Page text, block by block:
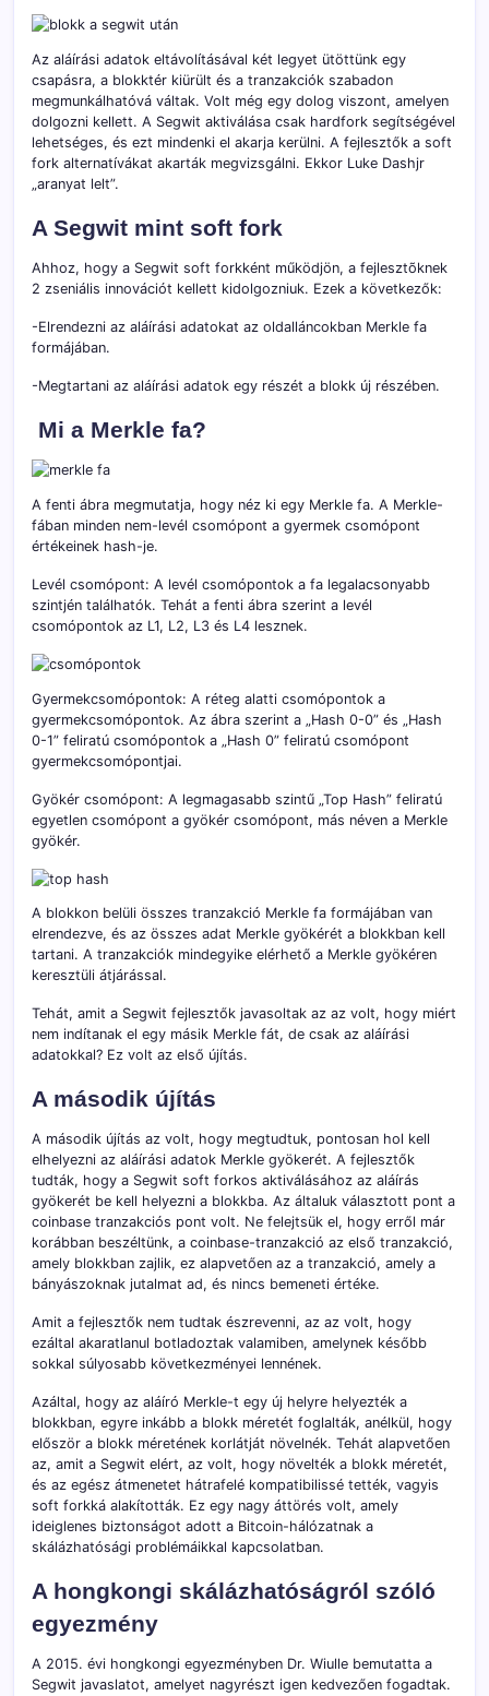
Az aláírási adatok eltávolításával két legyet ütöttünk egy
csapásra, a blokktér kiürült és a tranzakciók szabadon
megmunkálhatóvá váltak. Volt még egy dolog viszont, amelyen
dolgozni kellett. A Segwit aktiválása csak hardfork segítségével
lehetséges, és ezt mindenki el akarja kerülni. A fejlesztők a soft
fork alternatívákat akarták megvizsgálni. Ekkor Luke Dashjr
„aranyat lelt”.
A Segwit mint soft fork
Ahhoz, hogy a Segwit soft forkként működjön, a fejlesztõknek
2 zseniális innovációt kellett kidolgozniuk. Ezek a következők:
-Elrendezni az aláírási adatokat az oldalláncokban Merkle fa
formájában.
-Megtartani az aláírási adatok egy részét a blokk új részében.
Mi a Merkle fa?
A fenti ábra megmutatja, hogy néz ki egy Merkle fa. A Merkle-
fában minden nem-levél csomópont a gyermek csomópont
értékeinek hash-je.
Levél csomópont: A levél csomópontok a fa legalacsonyabb
szintjén találhatók. Tehát a fenti ábra szerint a levél
csomópontok az L1, L2, L3 és L4 lesznek.
Gyermekcsomópontok: A réteg alatti csomópontok a
gyermekcsomópontok. Az ábra szerint a „Hash 0-0” és „Hash
0-1” feliratú csomópontok a „Hash 0” feliratú csomópont
gyermekcsomópontjai.
Gyökér csomópont: A legmagasabb szintű „Top Hash” feliratú
egyetlen csomópont a gyökér csomópont, más néven a Merkle
gyökér.
A blokkon belüli összes tranzakció Merkle fa formájában van
elrendezve, és az összes adat Merkle gyökérét a blokkban kell
tartani. A tranzakciók mindegyike elérhető a Merkle gyökéren
keresztüli átjárással.
Tehát, amit a Segwit fejlesztők javasoltak az az volt, hogy miért
nem indítanak el egy másik Merkle fát, de csak az aláírási
adatokkal? Ez volt az első újítás.
A második újítás
A második újítás az volt, hogy megtudtuk, pontosan hol kell
elhelyezni az aláírási adatok Merkle gyökerét. A fejlesztők
tudták, hogy a Segwit soft forkos aktiválásához az aláírás
gyökerét be kell helyezni a blokkba. Az általuk választott pont a
coinbase tranzakciós pont volt. Ne felejtsük el, hogy erről már
korábban beszéltünk, a coinbase-tranzakció az első tranzakció,
amely blokkban zajlik, ez alapvetően az a tranzakció, amely a
bányászoknak jutalmat ad, és nincs bemeneti értéke.
Amit a fejlesztők nem tudtak észrevenni, az az volt, hogy
ezáltal akaratlanul botladoztak valamiben, amelynek később
sokkal súlyosabb következményei lennének.
Azáltal, hogy az aláíró Merkle-t egy új helyre helyezték a
blokkban, egyre inkább a blokk méretét foglalták, anélkül, hogy
először a blokk méretének korlátját növelnék. Tehát alapvetően
az, amit a Segwit elért, az volt, hogy növelték a blokk méretét,
és az egész átmenetet hátrafelé kompatibilissé tették, vagyis
soft forkká alakították. Ez egy nagy áttörés volt, amely
ideiglenes biztonságot adott a Bitcoin-hálózatnak a
skálázhatósági problémáikkal kapcsolatban.
A hongkongi skálázhatóságról szóló
egyezmény
A 2015. évi hongkongi egyezményben Dr. Wiulle bemutatta a
Segwit javaslatot, amelyet nagyrészt igen kedvezően fogadtak.